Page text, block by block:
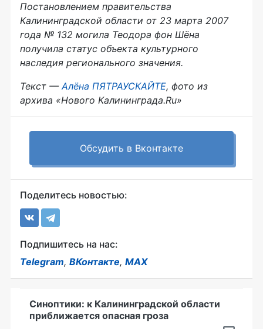
Постановлением правительства
Калининградской области от 23 марта 2007
года № 132 могила Теодора фон Шёна
получила статус объекта культурного
наследия регионального значения.
Текст —Алёна ПЯТРАУСКАЙТЕ, фото из
архива «Нового Калининграда.Ru»
Обсудить в Вконтакте
Поделитесь новостью:
Подпишитесь на нас:
Telegram, ВКонтакте, MAX
Синоптики: к Калининградской области
приближается опасная гроза